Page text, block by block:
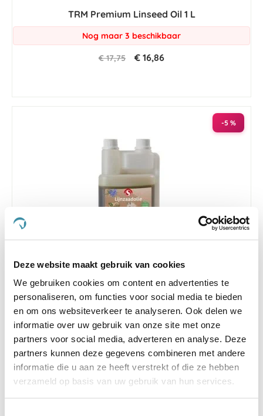
Deze website maakt gebruik van cookies
We gebruiken cookies om content en advertenties te
personaliseren, om functies voor social media te bieden
en om ons websiteverkeer te analyseren. Ook delen we
informatie over uw gebruik van onze site met onze
partners voor social media, adverteren en analyse. Deze
partners kunnen deze gegevens combineren met andere
informatie die u aan ze heeft verstrekt of die ze hebben
verzameld op basis van uw gebruik van hun services.
TRM Premium Linseed Oil 1 L
Nog maar 3 beschikbaar
€ 17,75 € 16,86
-5 %
star
rating
Sectolin Lijnzaadolie 1 liter
€ 9,95 € 9,45
-5 %